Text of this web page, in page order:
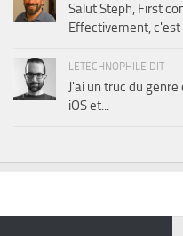
Salut Steph, First
Effectivement, c'est
LETECHNOPHILE DIT
J'ai un truc du
iOS et...